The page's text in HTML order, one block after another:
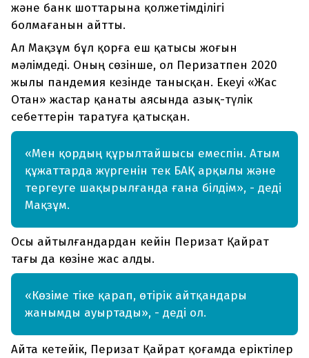
және банк шоттарына қолжетімділігі
болмағанын айтты.
Ал Мақзұм бұл қорға еш қатысы жоғын
мәлімдеді. Оның сөзінше, ол Перизатпен 2020
жылы пандемия кезінде танысқан. Екеуі «Жас
Отан» жастар қанаты аясында азық-түлік
себеттерін таратуға қатысқан.
«Мен қордың құрылтайшысы емеспін. Атым
құжаттарда жүргенін тек БАҚ арқылы және
тергеуге шақырылғанда ғана білдім», - деді
Мақзұм.
Осы айтылғандардан кейін Перизат Қайрат
тағы да көзіне жас алды.
«Көзіме тіке қарап, өтірік айтқандары
жанымды ауыртады», - деді ол.
Айта кетейік, Перизат Қайрат қоғамда еріктілер